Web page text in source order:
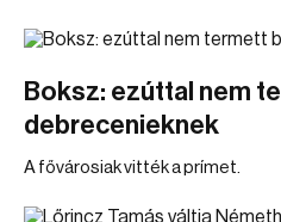
Boksz: ezúttal nem
debrecenieknek
A fővárosiak vitték a prímet.